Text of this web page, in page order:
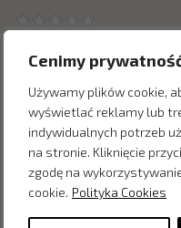
Cenimy
Używamy plików cookie,
wyświetlać reklamy lub
indywidualnych potrzeb
na stronie. Kliknięcie
zgodę na
cookie. Polityka Cookies
Inne